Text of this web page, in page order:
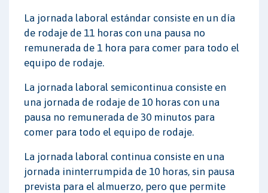
La jornada laboral estándar consiste en un día
de rodaje de 11 horas con una pausa no
remunerada de 1 hora para comer para todo el
equipo de rodaje.
La jornada laboral semicontinua consiste en
una jornada de rodaje de 10 horas con una
pausa no remunerada de 30 minutos para
comer para todo el equipo de rodaje.
La jornada laboral continua consiste en una
jornada ininterrumpida de 10 horas, sin pausa
prevista para el almuerzo, pero que permite